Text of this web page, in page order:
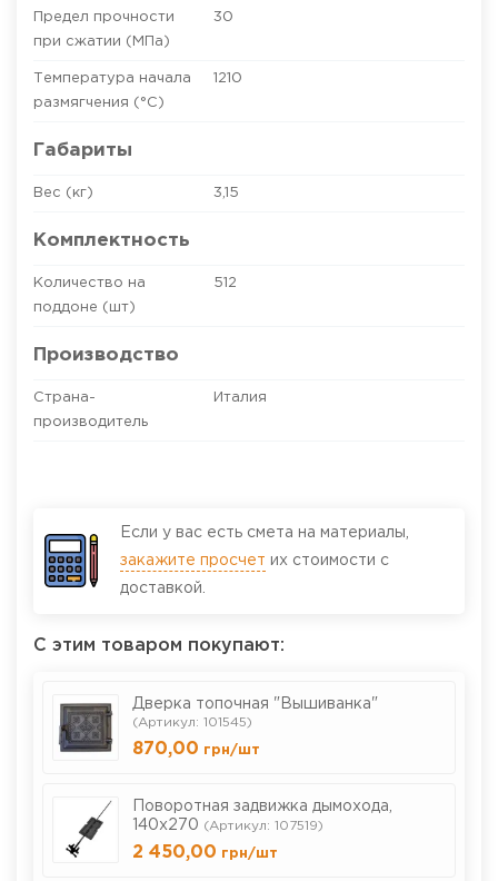
Предел прочности
при сжатии (МПа)
30
Температура начала
размягчения (°C)
1210
Габариты
Вес (кг) 3,15
Комплектность
Количество на
поддоне (шт)
512
Производство
Страна-
производитель
Италия
Если у вас есть смета на материалы,
закажите просчет их стоимости с
доставкой.
С этим товаром покупают:
Дверка топочная "Вышиванка"
(Артикул: 101545)
870,00 грн/шт
Поворотная задвижка дымохода,
140х270 (Артикул: 107519)
2 450,00 грн/шт